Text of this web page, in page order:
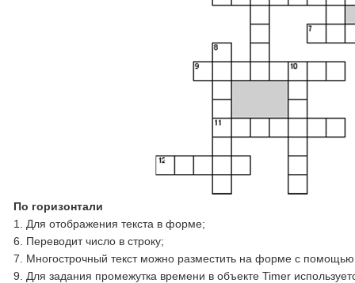
По горизонтали
1. Для отображения текста в форме;
6. Переводит число в строку;
7. Многострочный текст можно разместить на форме с
9. Для задания промежутка времени в объекте Timer